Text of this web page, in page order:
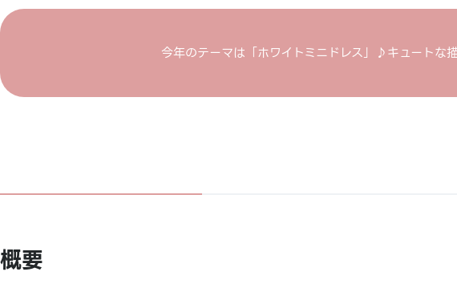
今年のテーマは「ホワイトミニドレス」♪キュートな
概要